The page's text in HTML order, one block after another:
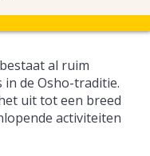
al ruim
de Osho-traditie.
uit tot een breed
activiteiten